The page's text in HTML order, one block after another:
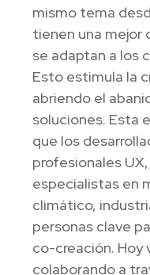
mismo tema
tienen una mejor
se adaptan a los
Esto estimula la
abriendo el
soluciones. Esta
que los
profesionales
especialistas en
climático,
personas clave
co-creación. Hoy
colaborando a